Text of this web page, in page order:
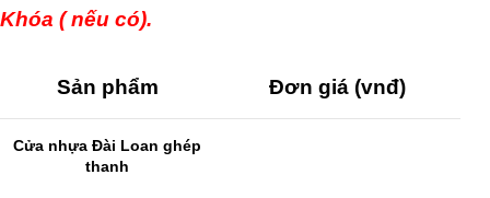
Khóa ( nếu có).
Sản phẩm Đơn giá (vnđ)
Cửa nhựa Đài Loan ghép
thanh